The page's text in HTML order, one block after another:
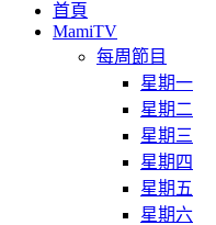
首頁
MamiTV
每周節目
星期一
星期二
星期三
星期四
星期五
星期六